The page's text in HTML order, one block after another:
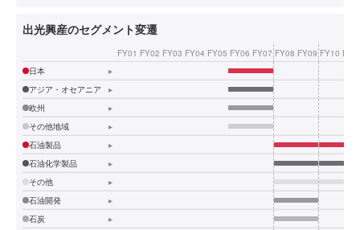
出光興産のセグメント変遷
FY01 FY02 FY03 FY04 FY05 FY06 FY07 FY08 FY09 FY10
日本
▸
アジア・オセアニア
▸
欧州
▸
その他地域
▸
石油製品
▸
石油化学製品
▸
その他
▸
石油開発
▸
石炭
▸